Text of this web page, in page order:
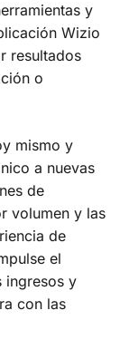
y
Wizio
resultados
o
mismo y
a nuevas
de
volumen y las
de
el
ingresos y
con las